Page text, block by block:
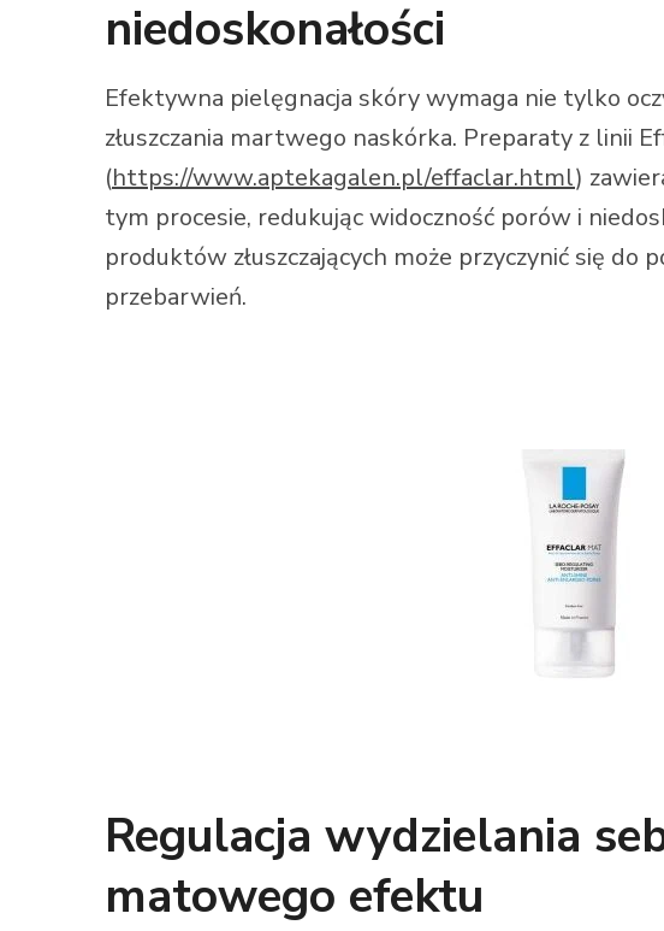
niedoskonałości
Efektywna pielęgnacja skóry wymaga nie tylko
złuszczania martwego naskórka. Preparaty z linii
(https://www.aptekagalen.pl/effaclar.html)
tym procesie, redukując widoczność porów i
produktów złuszczających może przyczynić się
przebarwień.
Regulacja wydzielania
matowego efektu